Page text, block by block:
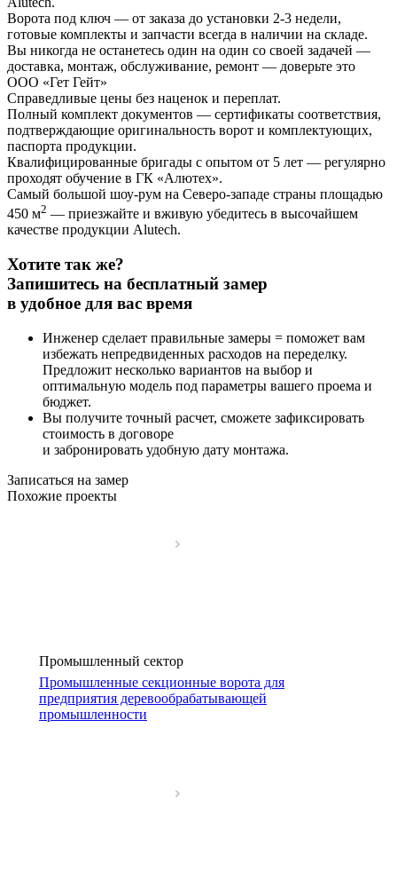
Ворота под ключ — от заказа до установки 2-3 недели,
готовые комплекты и запчасти всегда в наличии на складе.
Вы никогда не останетесь один на один со своей задачей —
доставка, монтаж, обслуживание, ремонт — доверьте это
ООО «Гет Гейт»
Справедливые цены без наценок и переплат.
Полный комплект документов — сертификаты соответствия,
подтверждающие оригинальность ворот и комплектующих,
паспорта продукции.
Квалифицированные бригады с опытом от 5 лет — регулярно
проходят обучение в ГК «Алютех».
Самый большой шоу-рум на Северо-западе страны площадью
450 м2 — приезжайте и вживую убедитесь в высочайшем
качестве продукции Alutech.
Хотите так же?
Запишитесь на бесплатный замер
в удобное для вас время
Инженер сделает правильные замеры = поможет вам
избежать непредвиденных расходов на переделку.
Предложит несколько вариантов на выбор и
оптимальную модель под параметры вашего проема и
бюджет.
Вы получите точный расчет, сможете зафиксировать
стоимость в договоре
и забронировать удобную дату монтажа.
Записаться на замер
Похожие проекты
Промышленный сектор
Промышленные секционные ворота для
предприятия деревообрабатывающей
промышленности